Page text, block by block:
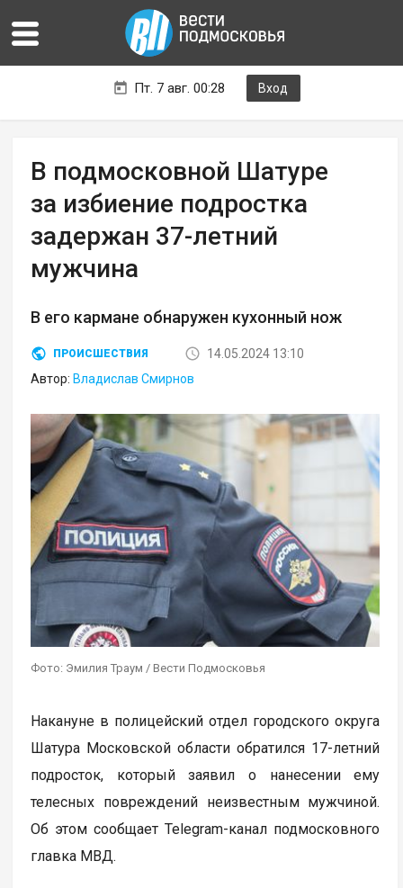
Пт. 7 авг. 00:28 Вход
В подмосковной Шатуре
за избиение подростка
задержан 37-летний
мужчина
В его кармане обнаружен кухонный нож
ПРОИСШЕСТВИЯ
14.05.2024 13:10
Автор: Владислав Смирнов
Фото: Эмилия Траум / Вести Подмосковья
Накануне в полицейский отдел городского округа
Шатура Московской области обратился 17-летний
подросток, который заявил о нанесении ему
телесных повреждений неизвестным мужчиной.
Об этом сообщает Telegram-канал подмосковного
главка МВД.